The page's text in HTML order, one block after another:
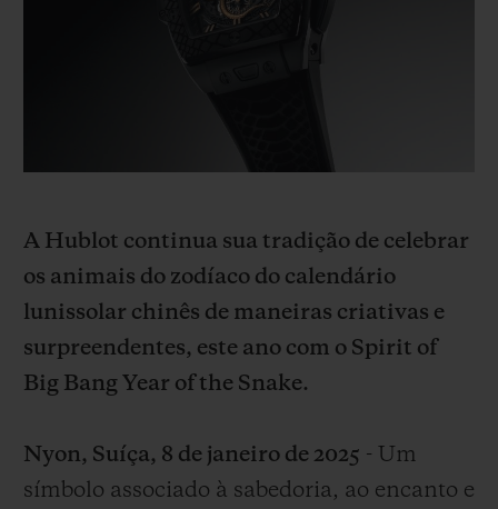
A Hublot continua sua tradição de celebrar
os animais do zodíaco do calendário
lunissolar chinês de maneiras criativas e
surpreendentes, este ano com o Spirit of
Big Bang Year of the Snake.
Nyon, Suíça, 8 de janeiro de 2025 - Um
símbolo associado à sabedoria, ao encanto e
BIG BANG
ENTREGA PROGRAMADA
ENTREGA E DEVOLUÇÕES DE CORTESIA
EMBALAGEM DE PRESENTES